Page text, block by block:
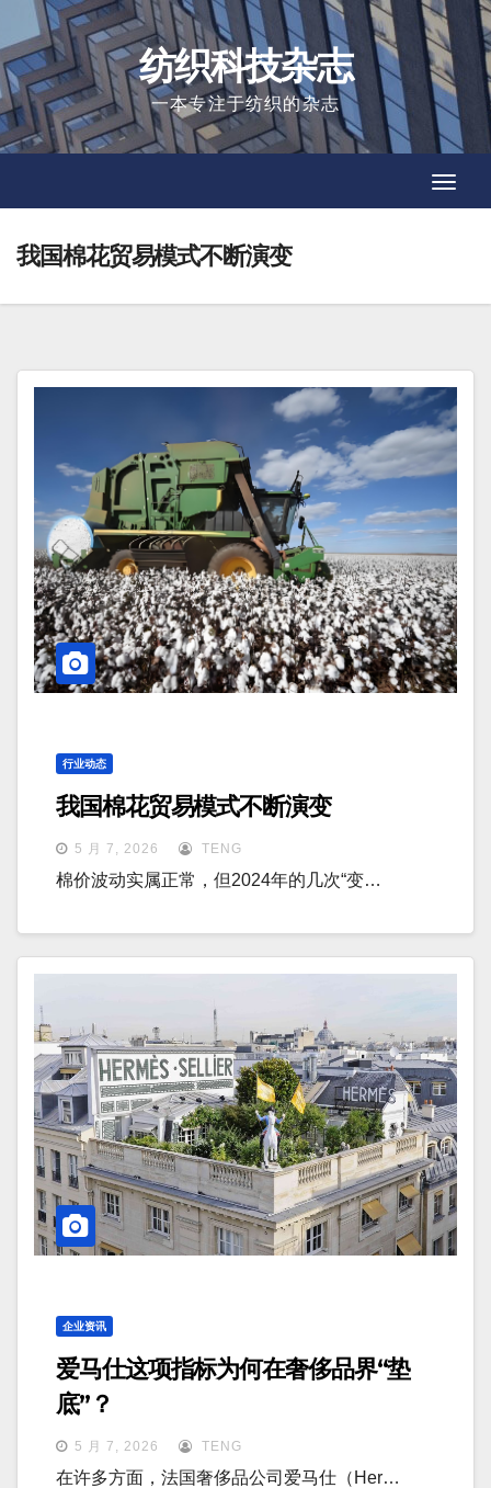
to
content
纺织科技杂志
一本专注于纺织的杂志
我国棉花贸易模式不断演变
行业动态
我国棉花贸易模式不断演变
5 月 7, 2026 TENG
棉价波动实属正常，但2024年的几次“变…
企业资讯
爱马仕这项指标为何在奢侈品界“垫
底”？
5 月 7, 2026 TENG
在许多方面，法国奢侈品公司爱马仕（Her…